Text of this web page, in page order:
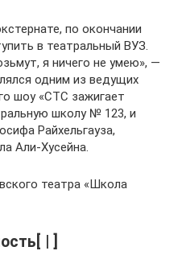
по окончании
в театральный ВУЗ.
я ничего не умею», —
одним из ведущих
шоу «СТС зажигает
школу № 123, и
Райхельгауза,
Али-Хусейна.
театра «Школа
| ]